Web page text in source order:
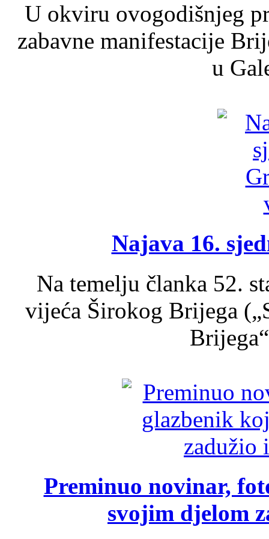
U okviru ovogodišnjeg
zabavne manifestacije
u
Najava 16.
Na temelju članka 52.
vijeća Širokog Brijega
Preminuo novinar,
svojim djelom